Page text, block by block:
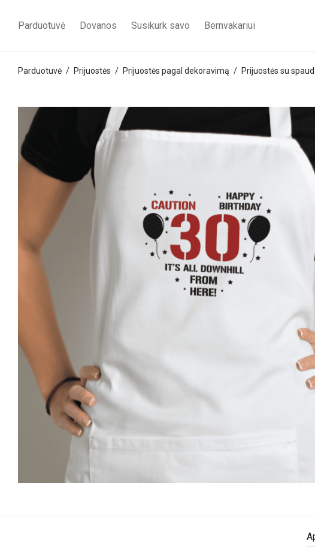
Parduotuvė Dovanos Susikurk savo Bernvakariui
Parduotuvė / Prijuostės / Prijuostės pagal dekoravimą / Prijuostės su